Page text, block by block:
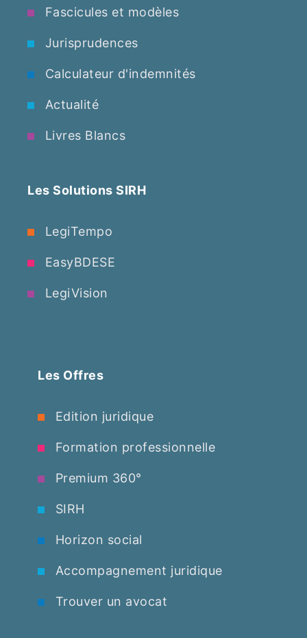
Fascicules et modèles
Jurisprudences
Calculateur d'indemnités
Actualité
Livres Blancs
Les Solutions SIRH
LegiTempo
EasyBDESE
LegiVision
Les Offres
Edition juridique
Formation professionnelle
Premium 360°
SIRH
Horizon social
Accompagnement juridique
Trouver un avocat